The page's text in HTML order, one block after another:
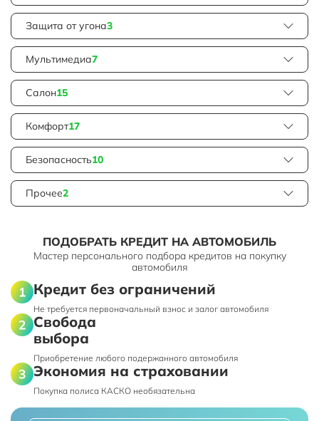
Защита от угона3
Мультимедиа7
Салон15
Комфорт17
Безопасность10
Прочее2
ПОДОБРАТЬ КРЕДИТ НА АВТОМОБИЛЬ
Мастер персонального подбора кредитов на покупку
автомобиля
Кредит без ограничений
Не требуется первоначальный взнос и залог автомобиля
Свобода
выбора
Приобретение любого подержанного автомобиля
Экономия на страховании
Покупка полиса КАСКО необязательна